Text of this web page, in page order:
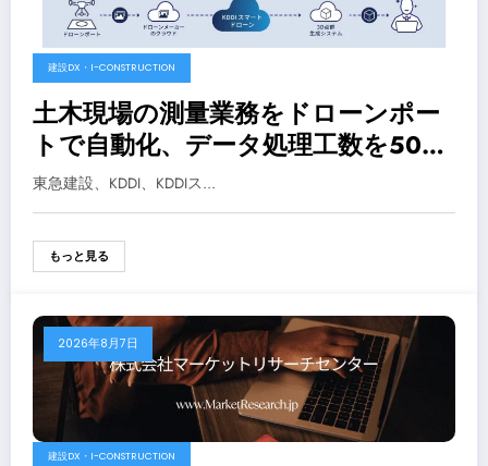
建設DX・I-CONSTRUCTION
土木現場の測量業務をドローンポー
トで自動化、データ処理工数を50％
削減に成功
東急建設、KDDI、KDDIス…
もっと見る
2026年8月7日
建設DX・I-CONSTRUCTION